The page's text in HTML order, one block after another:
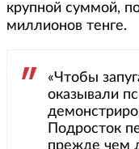
крупной суммой,
миллионов тенге.
«Чтобы
оказывали
Подросток